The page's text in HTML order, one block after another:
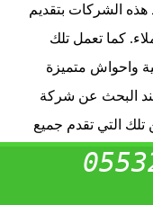
الشركات بتقديم
كما تعمل تلك
واحواش متميزة
البحث عن شركة
التي تقدم جميع